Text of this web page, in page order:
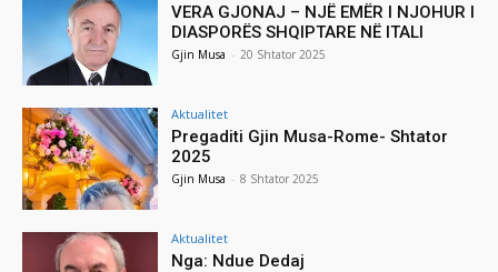
VERA GJONAJ – NJË EMËR I NJOHUR I
DIASPORËS SHQIPTARE NË ITALI
Gjin Musa - 20 Shtator 2025
Aktualitet
Pregaditi Gjin Musa-Rome- Shtator
2025
Gjin Musa - 8 Shtator 2025
Aktualitet
Nga: Ndue Dedaj